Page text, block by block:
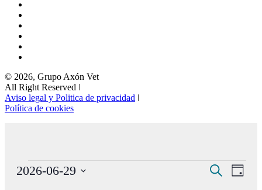
© 2026, Grupo Axón Vet
All Right Reserved ǀ
Aviso legal y Politica de privacidad ǀ
Política de cookies
Eventos
Buscar
de
Día
2026-06-29